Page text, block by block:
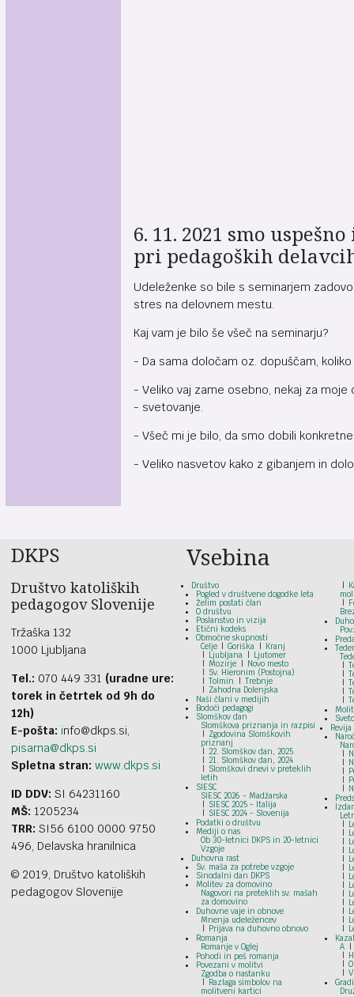
6. 11. 2021 smo
pri pedagoških
Udeleženke so bile s seminarjem
stres na delovnem mestu.
Kaj vam je bilo še všeč na seminarju?
- Da sama določam oz. dopuščam,
- Veliko vaj zame osebno, nekaj za
- svetovanje.
- Všeč mi je bilo, da smo dobili
- Veliko nasvetov kako z gibanjem in
DKPS
Društvo katoliških
pedagogov Slovenije
Tržaška 132
1000 Ljubljana
Tel.: 070 449 331 (uradne ure:
torek in četrtek od 9h do
12h)
E-pošta: info@dkps.si,
pisarna@dkps.si
Spletna stran: www.dkps.si
ID DDV: SI 64231160
MŠ: 1205234
TRR: SI56 6100 0000 9750
496, Delavska hranilnica
© 2019, Društvo katoliških
pedagogov Slovenije
Vsebina
Društvo
Pogled v društvene dogodke leta
Želim postati član
O društvu
Poslanstvo in vizija
Etični kodeks
Območne skupnosti
Celje
Goriška
Kranj
Ljubljana
Ljutomer
Mozirje
Novo mesto
Sv. Hieronim (Postojna)
Tolmin
Trebnje
Zahodna Dolenjska
Naši člani v medijih
Bodoči pedagogi
Slomškov dan
Slomškova priznanja in razpisi
Zgodovina Slomškovih
priznanj
22. Slomškov dan, 2025
21. Slomškov dan, 2024
Slomškovi dnevi v preteklih
letih
SIESC
SIESC 2026 - Madžarska
SIESC 2025 - Italija
SIESC 2024 - Slovenija
Podatki o društvu
Mediji o nas
Ob 30-letnici DKPS in 20-letnici
Vzgoje
Duhovna rast
Sv. maša za potrebe vzgoje
Sinodalni dan DKPS
Molitev za domovino
Nagovori na preteklih sv. mašah
za domovino
Duhovne vaje in obnove
Mnenja udeležencev
Prijava na duhovno obnovo
Romanja
Romanje v Oglej
Pohodi in peš romanja
Povezani v molitvi
Zgodba o nastanku
Razlaga simbolov na
molitveni kartici
A
H
O
V